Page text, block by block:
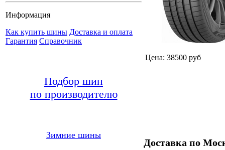
Информация
Как купить шины Доставка и оплата
Гарантия Справочник
Подбор шин
по производителю
Зимние шины
Цена: 38500 руб
Доставка по